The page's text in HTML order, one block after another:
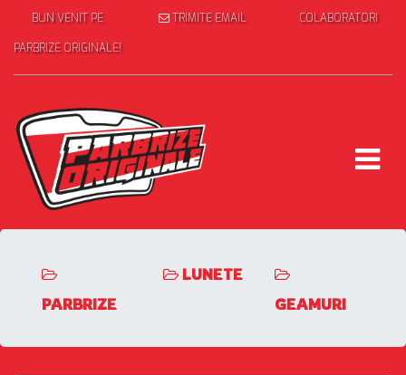
BUN VENIT PE
PARBRIZE ORIGINALE!
TRIMITE EMAIL COLABORATORI
PARBRIZE
LUNETE
GEAMURI